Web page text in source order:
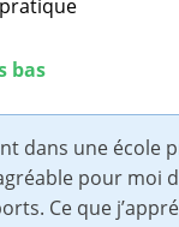
bas
dans une
pour moi
Ce que